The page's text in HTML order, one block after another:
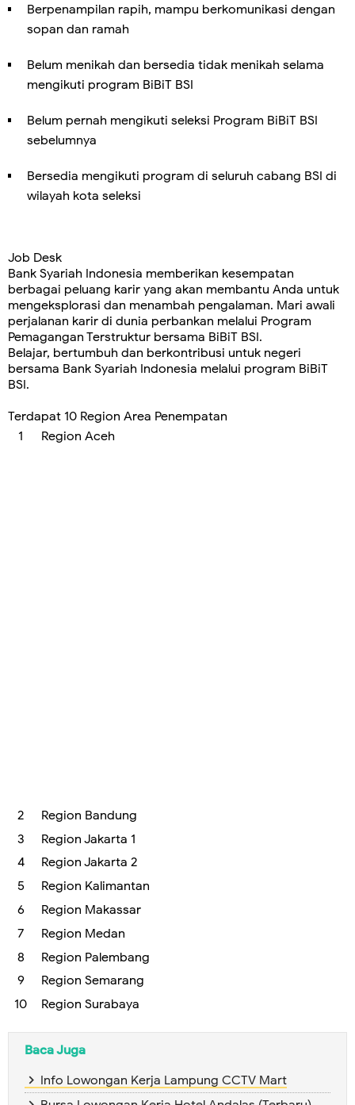
Berpenampilan rapih, mampu berkomunikasi dengan
sopan dan ramah
Belum menikah dan bersedia tidak menikah selama
mengikuti program BiBiT BSI
Belum pernah mengikuti seleksi Program BiBiT BSI
sebelumnya
Bersedia mengikuti program di seluruh cabang BSI di
wilayah kota seleksi
Job Desk
Bank Syariah Indonesia memberikan kesempatan
berbagai peluang karir yang akan membantu Anda untuk
mengeksplorasi dan menambah pengalaman. Mari awali
perjalanan karir di dunia perbankan melalui Program
Pemagangan Terstruktur bersama BiBiT BSI.
Belajar, bertumbuh dan berkontribusi untuk negeri
bersama Bank Syariah Indonesia melalui program BiBiT
BSI.
Terdapat 10 Region Area Penempatan
Region Aceh
Region Bandung
Region Jakarta 1
Region Jakarta 2
Region Kalimantan
Region Makassar
Region Medan
Region Palembang
Region Semarang
Region Surabaya
Baca Juga
Info Lowongan Kerja Lampung CCTV Mart